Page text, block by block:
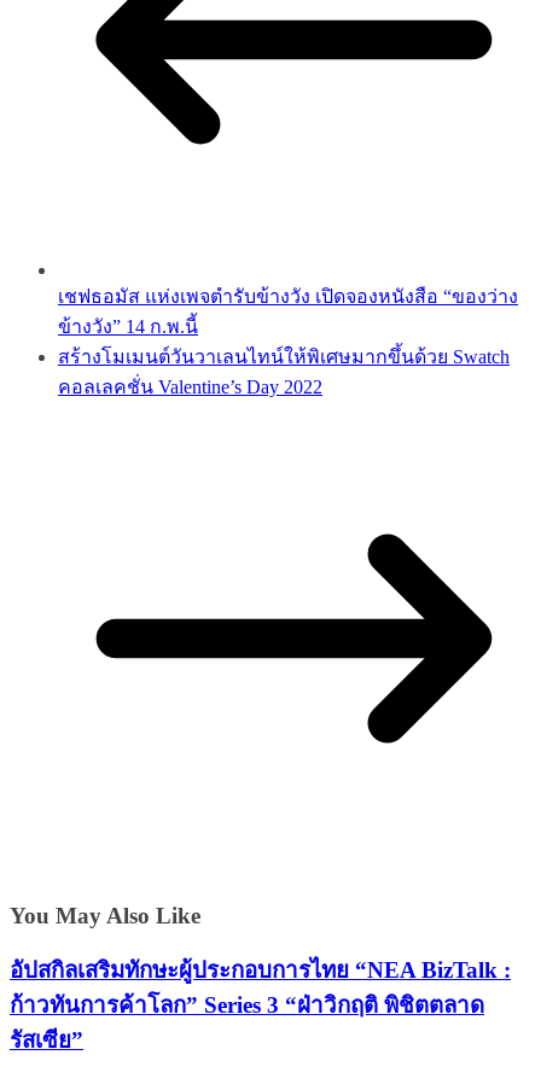
เชฟธอมัส แห่งเพจตำรับข้างวัง เปิดจองหนังสือ “ของว่าง
ข้างวัง” 14 ก.พ.นี้
สร้างโมเมนต์วันวาเลนไทน์ให้พิเศษมากขึ้นด้วย Swatch
คอลเลคชั่น Valentine’s Day 2022
You May Also Like
อัปสกิลเสริมทักษะผู้ประกอบการไทย “NEA BizTalk :
ก้าวทันการค้าโลก” Series 3 “ฝ่าวิกฤติ พิชิตตลาด
รัสเซีย”